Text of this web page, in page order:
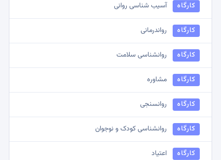
کمیسیون روانشناسی اجتماعی
کمیسیون روانشناسی شناختی
کمیسیون مشاوره توانبخشی
کمیسیون نظامی و انتظامی
کمیسیون روانشناسی دینی
کمیسیون روانشناسی بالینی
کارگاه آسیب شناسی روانی
کارگاه رواندرمانی
کارگاه روانشناسی سلامت
کارگاه مشاوره
کارگاه روانسنجی
کارگاه روانشناسی کودک و نوجوان
کارگاه اعتیاد